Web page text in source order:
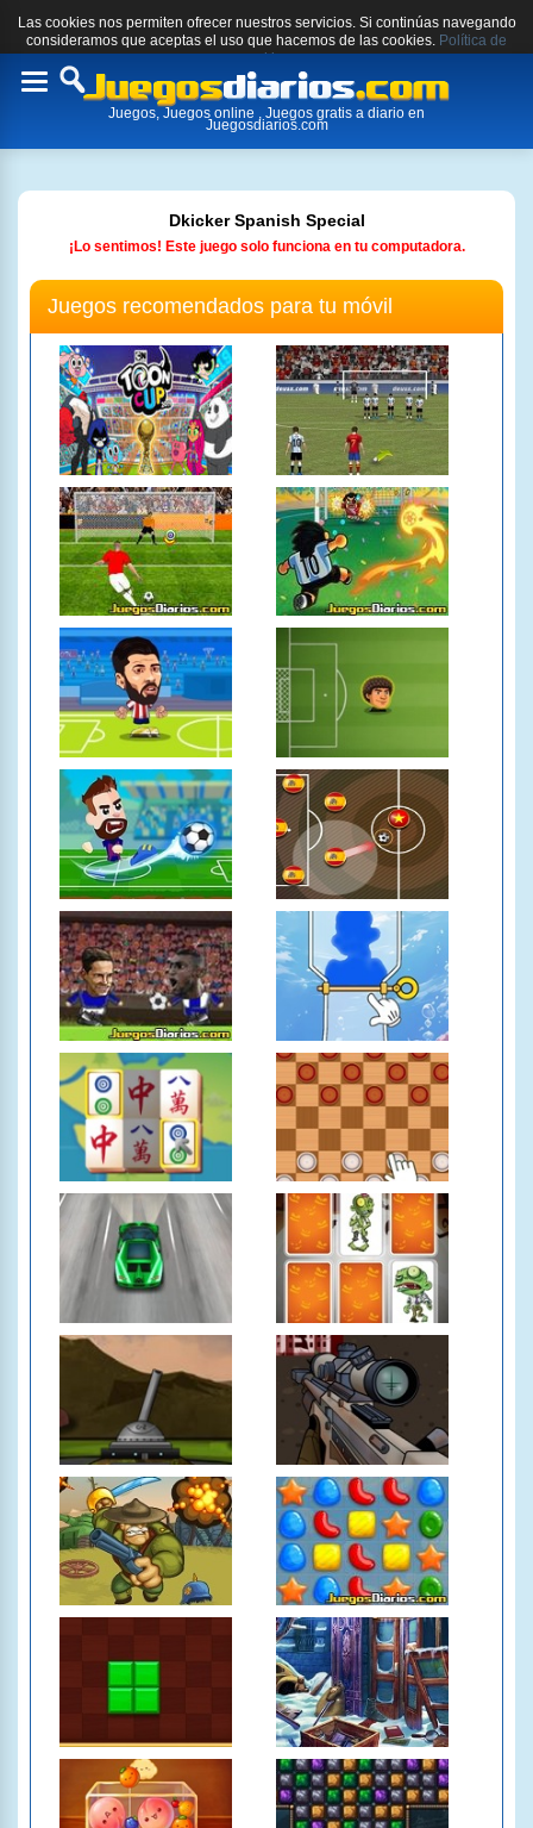
Las cookies nos permiten ofrecer nuestros servicios. Si continúas navegando
consideramos que aceptas el uso que hacemos de las cookies. Política de
cookies.
Toggle
Juegos, Juegos online , Juegos gratis a diario en
Juegosdiarios.com
Dkicker Spanish Special
¡Lo sentimos! Este juego solo funciona en tu computadora.
Juegos recomendados para tu móvil